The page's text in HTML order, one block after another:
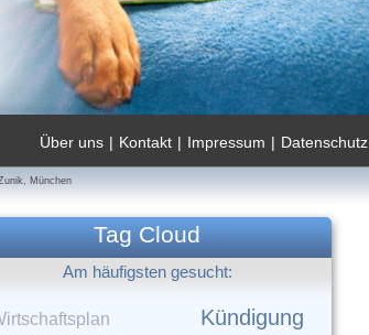
Datenschutz
|
Impressum
|
Kontakt
|
Über uns
München
Tag Cloud
Am häufigsten gesucht:
Kündigung